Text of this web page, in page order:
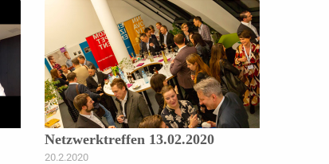
Netzwerktreffen 13.02.2020
20.2.2020